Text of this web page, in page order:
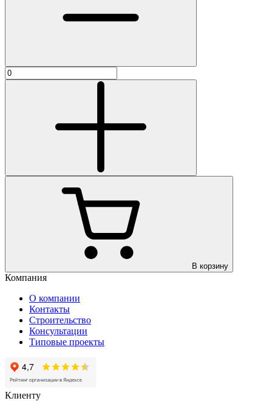
В корзину
Компания
О компании
Контакты
Строительство
Консультации
Типовые проекты
Клиенту